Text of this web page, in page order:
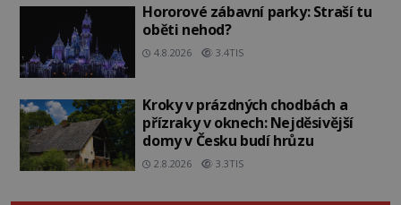
Hororové zábavní parky: Straší tu
oběti nehod?
4.8.2026 3.4TIS
Kroky v prázdných chodbách a
přízraky v oknech: Nejděsivější
domy v Česku budí hrůzu
2.8.2026 3.3TIS